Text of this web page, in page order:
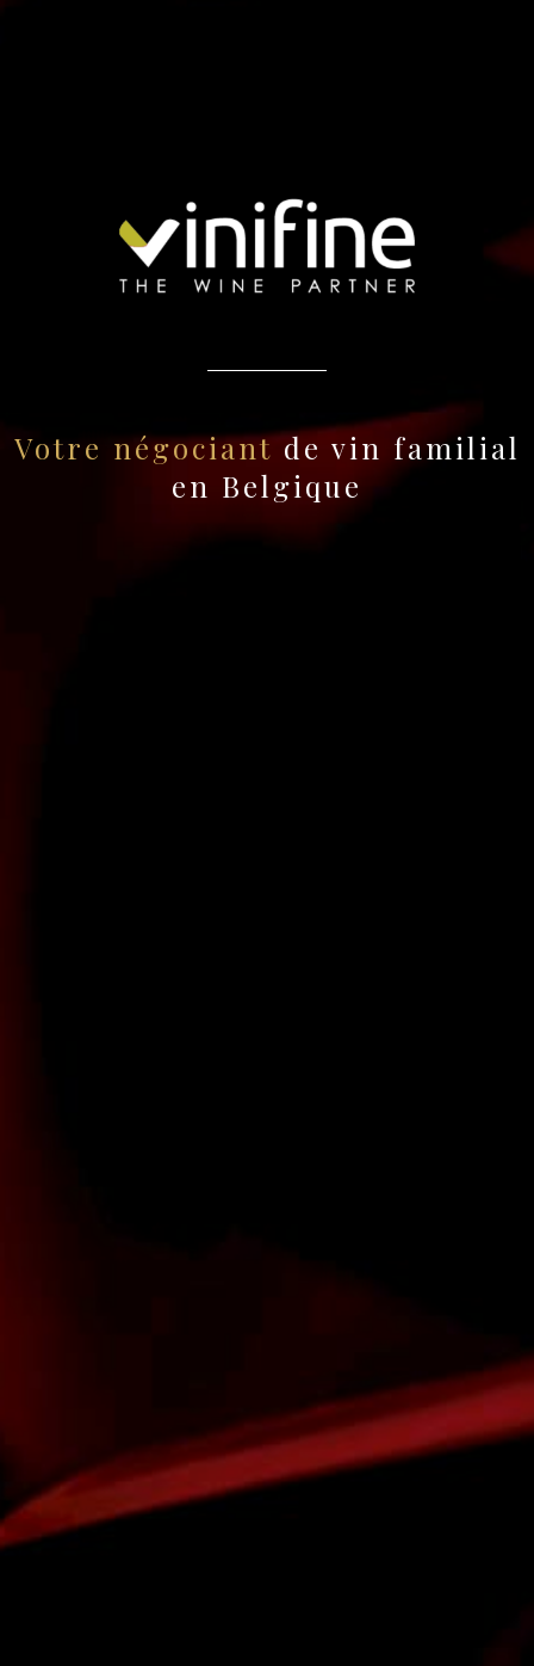
Votre négociantde vin familial
en Belgique